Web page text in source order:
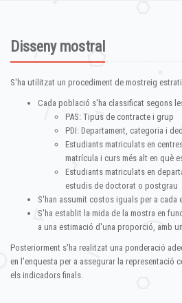
Disseny mostral
S'ha utilitzat un procediment de mostreig
Cada població s'ha classificat segons
PAS: Tipus de contracte i grup
PDI: Departament, categoria i
Estudiants matriculats en
matrícula i curs més alt en què
Estudiants matriculats en
estudis de doctorat o postgrau
S'han assumit costos iguals per a cada
S'ha establit la mida de la mostra en
a una estimació d'una proporció, amb
Posteriorment s'ha realitzat una ponderació
en l'enquesta per a assegurar la representació
els indicadors finals.